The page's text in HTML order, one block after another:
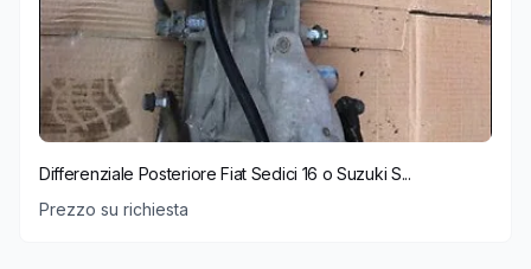
Differenziale Posteriore Fiat Sedici 16 o Suzuki S...
Prezzo su richiesta